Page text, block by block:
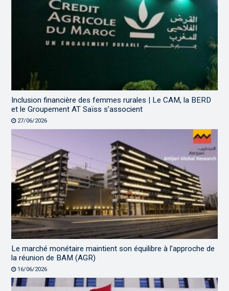
Inclusion financière des femmes rurales | Le CAM, la BERD
et le Groupement AT Saïss s’associent
27/06/2026
Le marché monétaire maintient son équilibre à l’approche de
la réunion de BAM (AGR)
16/06/2026